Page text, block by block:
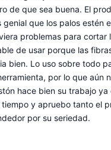
de que sea buena. El
que los palos estén
problemas para cortar
de usar porque las
bien. Lo uso sobre todo
por lo que aún
hace bien su trabajo
y apruebo tanto el
por su seriedad.